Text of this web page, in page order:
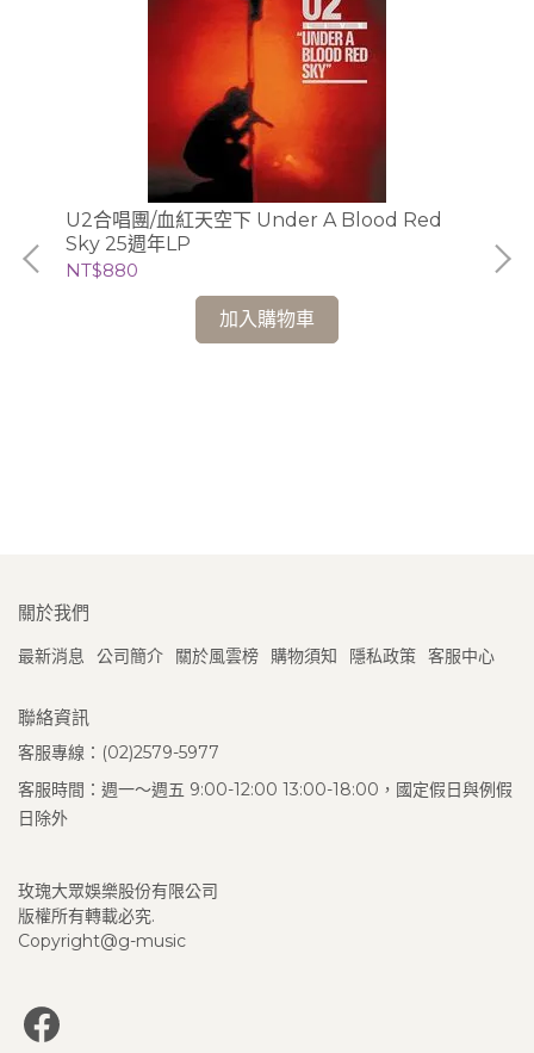
U2合唱團/血紅天空下 Under A Blood Red
Sky 25週年LP
NT$880
加入購物車
關於我們
最新消息 公司簡介 關於風雲榜 購物須知 隱私政策 客服中心
聯絡資訊
客服專線：(02)2579-5977
客服時間：週一～週五 9:00-12:00 13:00-18:00，國定假日與例假
日除外
玫瑰大眾娛樂股份有限公司
版權所有轉載必究.
Copyright@g-music